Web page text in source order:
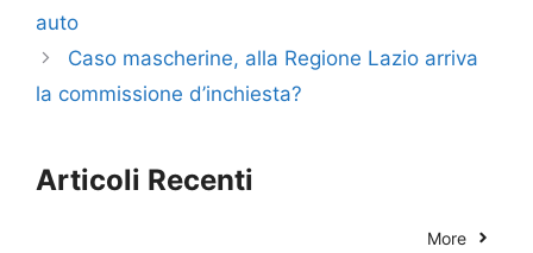
auto
Caso mascherine, alla Regione Lazio arriva
la commissione d’inchiesta?
Articoli Recenti
More